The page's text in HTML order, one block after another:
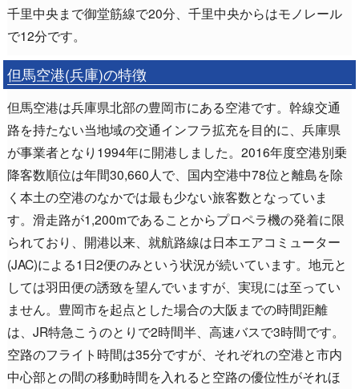
千里中央まで御堂筋線で20分、千里中央からはモノレール
で12分です。
但馬空港(兵庫)の特徴
但馬空港は兵庫県北部の豊岡市にある空港です。幹線交通
路を持たない当地域の交通インフラ拡充を目的に、兵庫県
が事業者となり1994年に開港しました。2016年度空港別乗
降客数順位は年間30,660人で、国内空港中78位と離島を除
く本土の空港のなかでは最も少ない旅客数となっていま
す。滑走路が1,200mであることからプロペラ機の発着に限
られており、開港以来、就航路線は日本エアコミューター
(JAC)による1日2便のみという状況が続いています。地元と
しては羽田便の誘致を望んでいますが、実現には至ってい
ません。豊岡市を起点とした場合の大阪までの時間距離
は、JR特急こうのとりで2時間半、高速バスで3時間です。
空路のフライト時間は35分ですが、それぞれの空港と市内
中心部との間の移動時間を入れると空路の優位性がそれほ